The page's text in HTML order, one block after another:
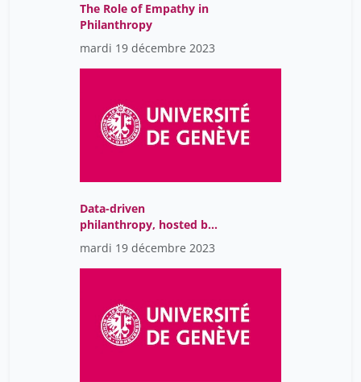
The Role of Empathy in
Philanthropy
mardi 19 décembre 2023
Data-driven
philanthropy, hosted by
Edmond de Rothschild
Foundations Chair in
Behavioural
mardi 19 décembre 2023